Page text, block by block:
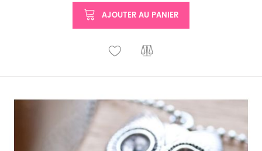
AJOUTER AU PANIER